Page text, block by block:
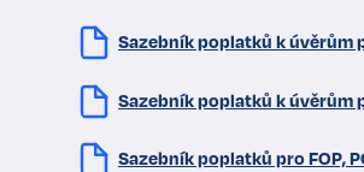
Sazebník poplatků k úvěrům
Sazebník poplatků k úvěrům
Sazebník poplatků pro FOP,